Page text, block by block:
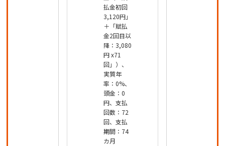
払金初回
3,120円」
＋「賦払
金2回目以
降：3,080
円 x71
回」）、
実質年
率：0%、
頭金：0
円、支払
回数：72
回、支払
期間：74
カ月